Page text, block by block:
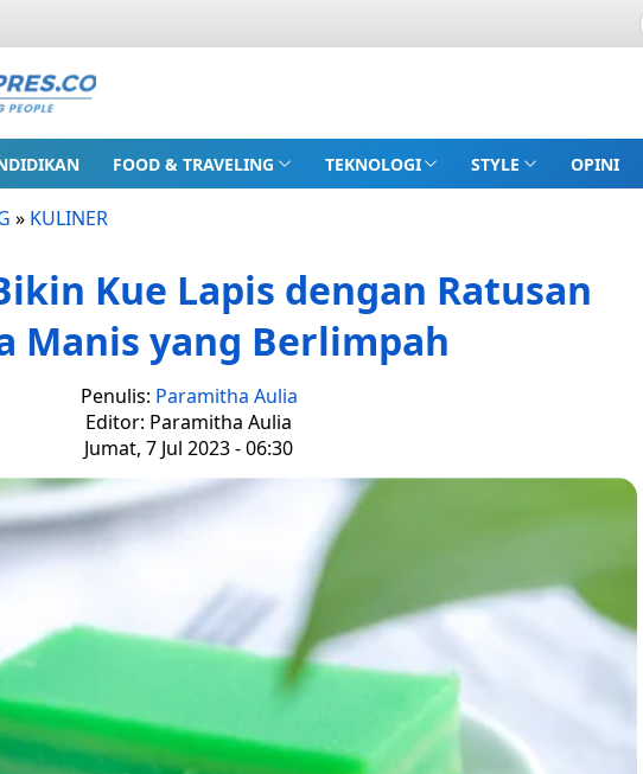
FOOD & TRAVELING TEKNOLOGI STYLE OPINI
» KULINER
Kue Lapis dengan Ratusan
Manis yang Berlimpah
Penulis: Paramitha Aulia
Editor: Paramitha Aulia
Jumat, 7 Jul 2023 - 06:30